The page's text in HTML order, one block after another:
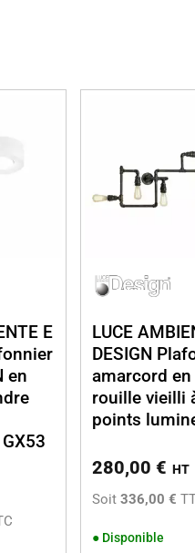
E
en
LUCE
DESIGN
amarcord
rouille vieilli
points
280,00€ HT
Soit336,00 €
● Disponible